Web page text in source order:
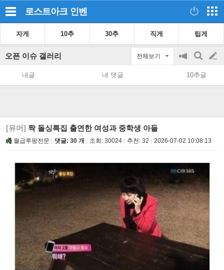
로스트아크 인벤
자게 10추 30추 직게 팁게
오픈 이슈 갤러리 전체보기
공
지
on/off
검
색
글
쓰
내글 내 댓글 10추글
[유머] 짝 돌싱특집 출연한 여성과 중학생 아들
월급루팡전문 댓글: 30 개 조회: 30024 추천: 32 2026-07-02 10:08:13